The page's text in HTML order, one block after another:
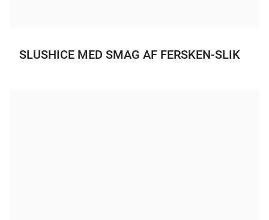
SLUSHICE MED SMAG AF FERSKEN-SLIK